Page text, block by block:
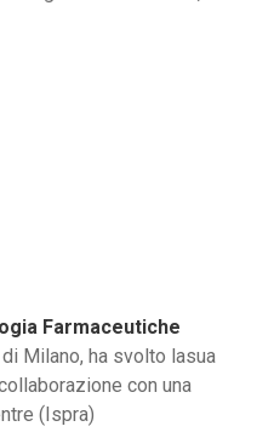
Farmaceutiche
Milano, ha svolto lasua
con una
(Ispra)